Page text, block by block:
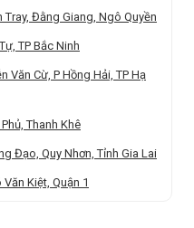
Tray, Đằng Giang, Ngô Quyền
TP Bắc Ninh
Văn Cừ, P Hồng Hải, TP Hạ
Thanh Khê
Đạo, Quy Nhơn, Tỉnh Gia Lai
Văn Kiệt, Quận 1